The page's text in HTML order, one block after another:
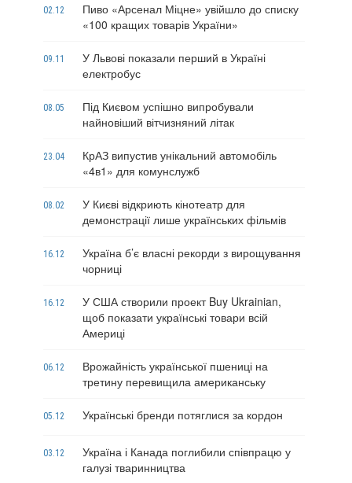
02.12
Пиво «Арсенал Міцне» увійшло до списку
«100 кращих товарів України»
09.11
У Львові показали перший в Україні
електробус
08.05
Під Києвом успішно випробували
найновіший вітчизняний літак
23.04
КрАЗ випустив унікальний автомобіль
«4в1» для комунслужб
08.02
У Києві відкриють кінотеатр для
демонстрації лише українських фільмів
16.12
Україна б’є власні рекорди з вирощування
чорниці
16.12
У США створили проект Buy Ukrainian,
щоб показати українські товари всій
Америці
06.12
Врожайність української пшениці на
третину перевищила американську
05.12 Українські бренди потяглися за кордон
03.12
Україна і Канада поглибили співпрацю у
галузі тваринництва